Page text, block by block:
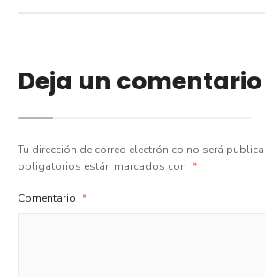
Deja un comentario
Tu dirección de correo electrónico no será
obligatorios están marcados con *
Comentario *